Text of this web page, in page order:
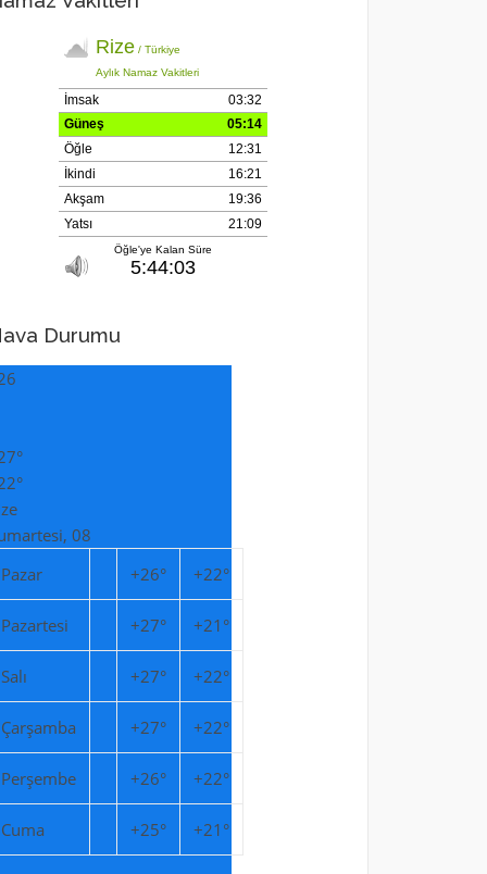
Durumu
08
Pazar
+26° +22°
Pazartesi +27° +21°
Salı +27° +22°
Çarşamba +27° +22°
Perşembe +26° +22°
Cuma +25° +21°